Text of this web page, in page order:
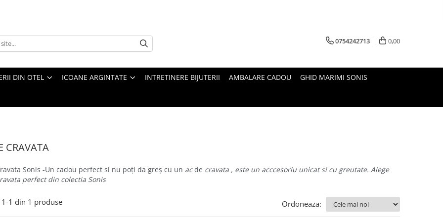
0754242713 0,00
DIN OTEL ICOANE ARGINTATE INTRETINERE BIJUTERII AMBALARE CADOU GHID MARIMI SONIS
CRAVATA
Sonis -Un cadou perfect si nu poți da greș cu un acde cravata , este un acccesoriu unicat si cu greutate. Alege
perfect din colectia Sonis
1-1 din 1 produse Ordoneaza: